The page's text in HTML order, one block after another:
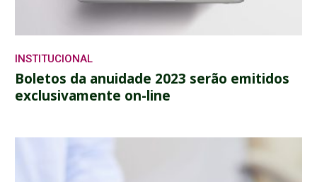
INSTITUCIONAL
Boletos da anuidade 2023 serão emitidos
exclusivamente on-line